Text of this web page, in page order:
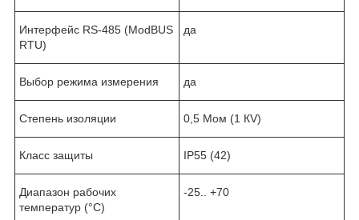
Интерфейс RS-485 (ModBUS
RTU)
да
Выбор режима измерения да
Степень изоляции 0,5 Мом (1 КV)
Класс защиты IP55 (42)
Диапазон рабочих
температур (°C)
-25.. +70